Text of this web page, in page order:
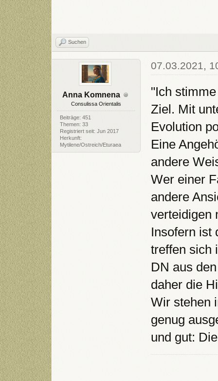
Suchen
Anna Komnena
Consulissa Orientalis
Beiträge: 451
Themen: 33
Registriert seit: Jun 2017
Herkunft:
Mytilene/Ostreich/Eturaea
07.03.2021,
"Ich
Ziel. Mit
Evolution
Eine
andere
Wer einer
andere
verteidigen
Insofern ist
treffen sich
DN aus
daher die
Wir stehen
genug
und gut: